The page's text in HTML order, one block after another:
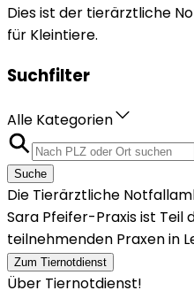
Dies ist der tierärztliche
für Kleintiere.
Suchfilter
Alle Kategorien
Suche
Die Tierärztliche
Sara Pfeifer-Praxis ist Teil
teilnehmenden Praxen in
Zum Tiernotdienst
Über Tiernotdienst!